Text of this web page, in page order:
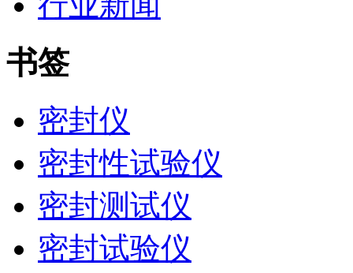
书签
密封仪
密封性试验仪
密封测试仪
密封试验仪